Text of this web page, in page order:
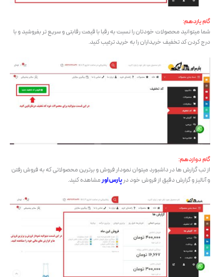
گام یازدهم:
شما میتوانید محصولات خودتان را نسبت به رقبا با قیمت رقابتی و سریع تر بفروشید و با
درج کردن کد تخفیف خریداران را به خرید ترغیب کنید.
گام دوازدهم:
از تب گزارش ها در داشبورد میتوان نمودار فروش و برترین محصولاتی که به فروش رفتن
و آنالیز و گزارش دقیق از فروش خود درپارس اورمشاهده کنید.